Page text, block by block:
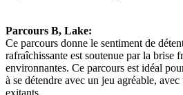
Parcours B, Lake:
Ce parcours donne le sentiment de
rafraîchissante est soutenue par la brise
environnantes. Ce parcours est idéal
à se détendre avec un jeu agréable,
exitants.